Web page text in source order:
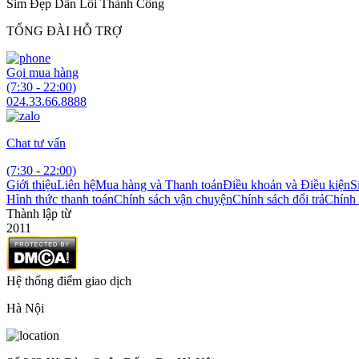
Sim Đẹp Dẫn Lối Thành Công
TỔNG ĐÀI HỖ TRỢ
Gọi mua hàng
(7:30 - 22:00)
024.33.66.8888
Chat tư vấn
(7:30 - 22:00)
Giới thiệuLiên hệMua hàng và Thanh toánĐiều khoản và Điều kiện
Hình thức thanh toánChính sách vận chuyệnChính sách đổi trảChính
Thành lập từ
2011
Hệ thống điểm giao dịch
Hà Nội